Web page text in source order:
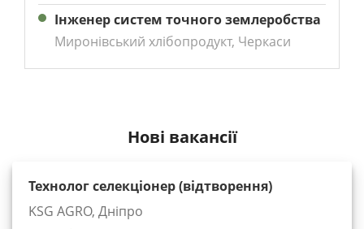
Інженер систем точного землеробства
Миронівський хлібопродукт, Черкаси
Нові вакансії
Технолог селекціонер (відтворення)
KSG AGRO, Дніпро